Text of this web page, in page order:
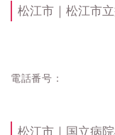
松江市｜松江市立
電話番号：
松江市｜国立病